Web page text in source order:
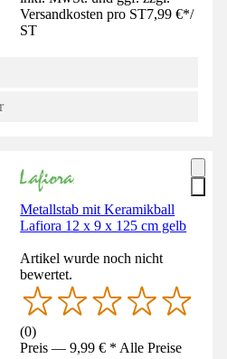
Versandkosten pro ST7,99 €*/
ST
Metallstab mit Keramikball
Lafiora 12 x 9 x 125 cm gelb
Artikel wurde noch nicht
bewertet.
(0)
Preis — 9,99 € * Alle Preise